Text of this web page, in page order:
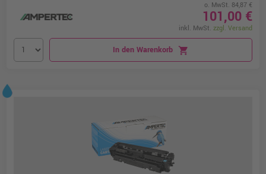
o. MwSt. 84,87 €
101,00 €
inkl. MwSt. zzgl. Versand
In den Warenkorb shopping_cart